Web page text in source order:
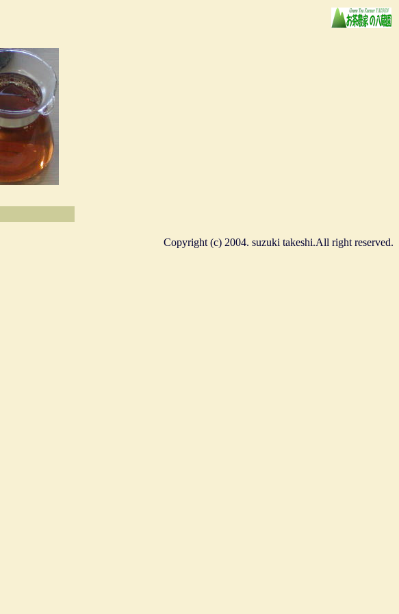
Copyright (c) 2004. suzuki takeshi.All right reserved.